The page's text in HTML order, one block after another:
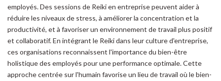
employés. Des sessions de Reiki en entreprise peuvent aider à
réduire les niveaux de stress, à améliorer la concentration et la
productivité, et à favoriser un environnement de travail plus positif
et collaboratif. En intégrant le Reiki dans leur culture d'entreprise,
ces organisations reconnaissent l'importance du bien-être
holistique des employés pour une performance optimale. Cette
approche centrée sur l'humain favorise un lieu de travail où le bien-